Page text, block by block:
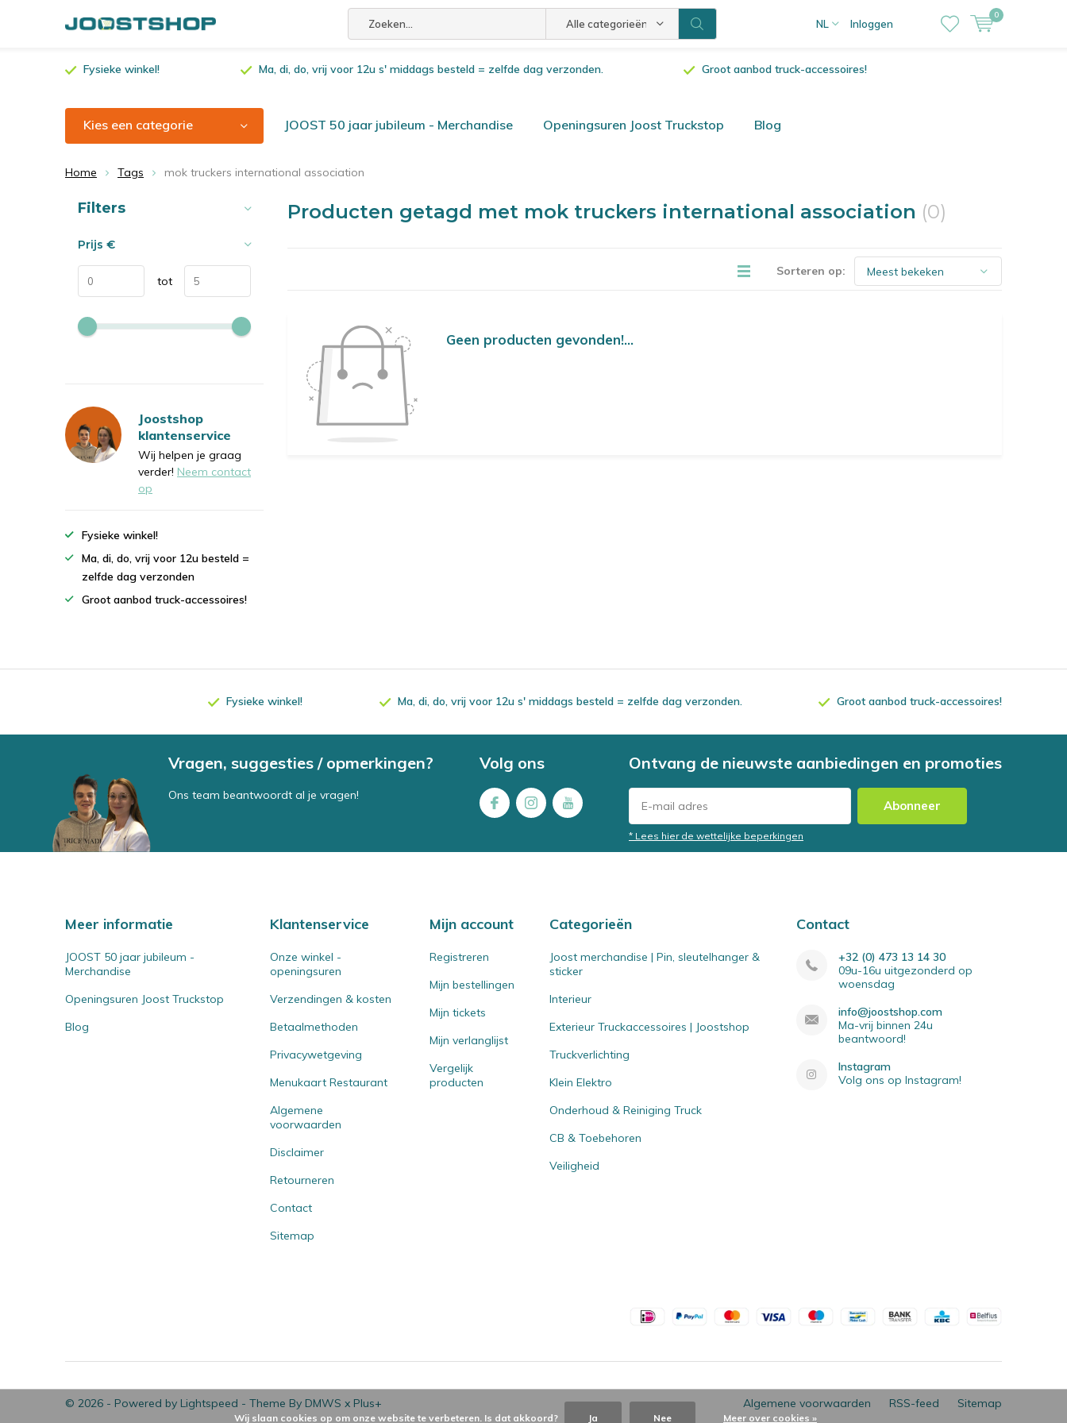
Alle categorieën NL Inloggen
0
Fysieke winkel! Ma, di, do, vrij voor 12u s' middags besteld = zelfde dag verzonden. Groot aanbod truck-accessoires!
Kies een categorie JOOST 50 jaar jubileum - Merchandise Openingsuren Joost Truckstop Blog
Home Tags mok truckers international association
Producten getagd met mok truckers international association (0)
Sorteren op:
Geen producten gevonden!...
Sorteren op:
Filters
Prijs €
tot
Joostshop
klantenservice
Wij helpen je graag
verder! Neem contact
op
Fysieke winkel!
Ma, di, do, vrij voor 12u besteld =
zelfde dag verzonden
Groot aanbod truck-accessoires!
Fysieke winkel! Ma, di, do, vrij voor 12u s' middags besteld = zelfde dag verzonden. Groot aanbod truck-accessoires!
Vragen, suggesties / opmerkingen?
Ons team beantwoordt al je vragen!
Volg ons Ontvang de nieuwste aanbiedingen en promoties
Abonneer
* Lees hier de wettelijke beperkingen
Meer informatie
JOOST 50 jaar jubileum -
Merchandise
Openingsuren Joost Truckstop
Blog
Klantenservice
Onze winkel -
openingsuren
Verzendingen & kosten
Betaalmethoden
Privacywetgeving
Menukaart Restaurant
Algemene
voorwaarden
Disclaimer
Retourneren
Contact
Sitemap
Mijn account
Registreren
Mijn bestellingen
Mijn tickets
Mijn verlanglijst
Vergelijk
producten
Categorieën
Joost merchandise | Pin, sleutelhanger &
sticker
Interieur
Exterieur Truckaccessoires | Joostshop
Truckverlichting
Klein Elektro
Onderhoud & Reiniging Truck
CB & Toebehoren
Veiligheid
Contact
+32 (0) 473 13 14 30
09u-16u uitgezonderd op
woensdag
info@joostshop.com
Ma-vrij binnen 24u
beantwoord!
Instagram
Volg ons op Instagram!
© 2026 - Powered by Lightspeed - Theme By DMWS x Plus+ Algemene voorwaarden RSS-feed Sitemap
Wij slaan cookies op om onze website te verbeteren. Is dat akkoord? Ja Nee Meer over cookies »